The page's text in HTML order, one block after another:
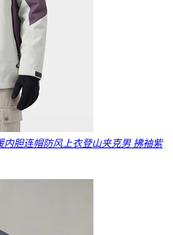
胆连帽防风上衣登山夹克男 拂袖紫